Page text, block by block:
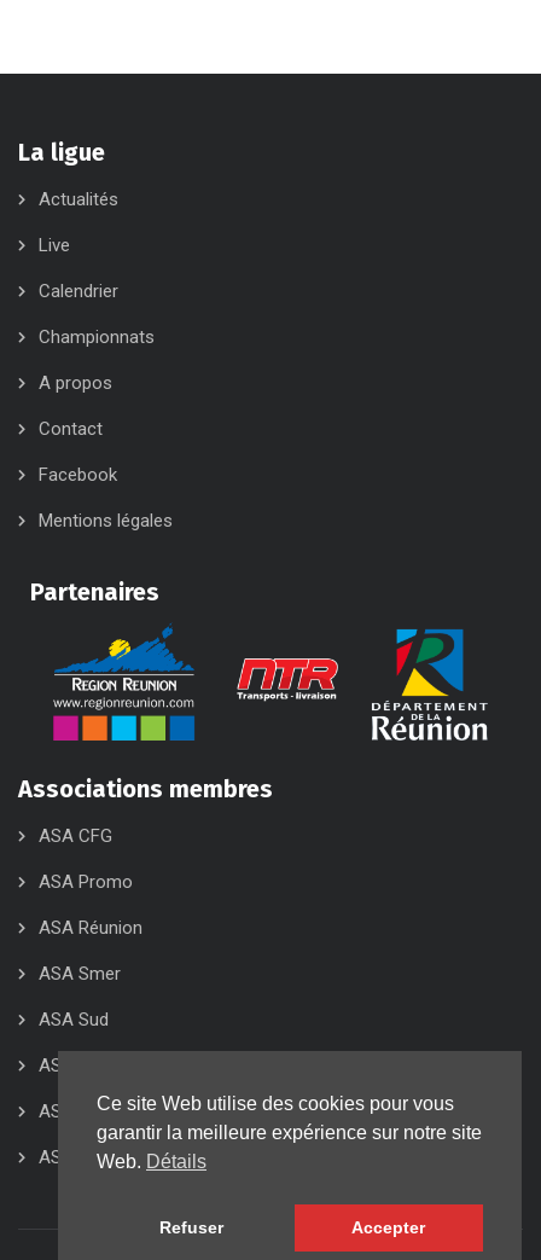
La ligue
Actualités
Live
Calendrier
Championnats
A propos
Contact
Facebook
Mentions légales
Partenaires
Associations membres
ASA CFG
ASA Promo
ASA Réunion
ASA Smer
ASA Sud
ASA 974
ASK KCB
ASK KCD
Ce site Web utilise des cookies pour vous
garantir la meilleure expérience sur notre site
Web. Détails
Refuser Accepter